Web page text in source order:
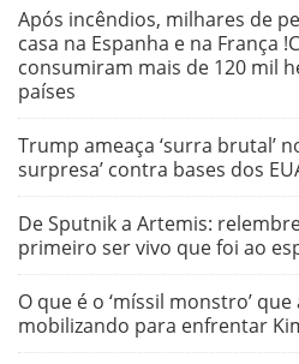
Após incêndios, milhares de
casa na Espanha e na França
consumiram mais de 120 mil
países
Trump ameaça ‘surra brutal’
surpresa’ contra bases dos
De Sputnik a Artemis:
primeiro ser vivo que foi ao
O que é o ‘míssil monstro’
mobilizando para enfrentar